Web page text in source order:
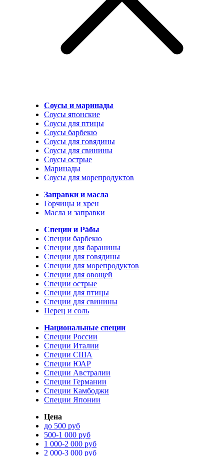
Соусы и маринады
Соусы японские
Соусы для птицы
Соусы барбекю
Соусы для говядины
Соусы для свинины
Соусы острые
Маринады
Соусы для морепродуктов
Заправки и масла
Горчицы и хрен
Масла и заправки
Специи и Рáбы
Специи барбекю
Специи для баранины
Специи для говядины
Специи для морепродуктов
Специи для овощей
Специи острые
Специи для птицы
Специи для свинины
Перец и соль
Национальные специи
Специи России
Специи Италии
Специи США
Специи ЮАР
Специи Австралии
Специи Германии
Специи Камбоджи
Специи Японии
Цена
до 500 руб
500-1 000 руб
1 000-2 000 руб
2 000-3 000 руб